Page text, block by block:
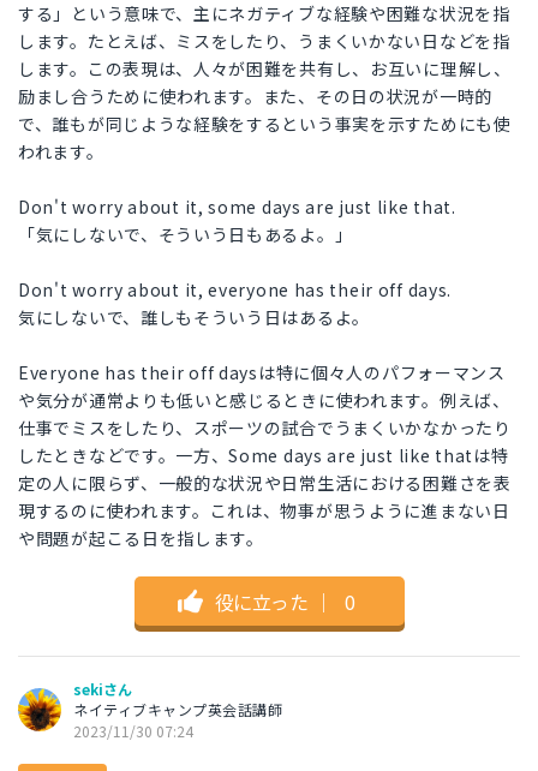
する」という意味で、主にネガティブな経験や困難な状況を指
します。たとえば、ミスをしたり、うまくいかない日などを指
します。この表現は、人々が困難を共有し、お互いに理解し、
励まし合うために使われます。また、その日の状況が一時的
で、誰もが同じような経験をするという事実を示すためにも使
われます。
Don't worry about it, some days are just like that.
「気にしないで、そういう日もあるよ。」
Don't worry about it, everyone has their off days.
気にしないで、誰しもそういう日はあるよ。
Everyone has their off daysは特に個々人のパフォーマンス
や気分が通常よりも低いと感じるときに使われます。例えば、
仕事でミスをしたり、スポーツの試合でうまくいかなかったり
したときなどです。一方、Some days are just like thatは特
定の人に限らず、一般的な状況や日常生活における困難さを表
現するのに使われます。これは、物事が思うように進まない日
や問題が起こる日を指します。
役に立った ｜ 0
sekiさん
ネイティブキャンプ英会話講師
2023/11/30 07:24